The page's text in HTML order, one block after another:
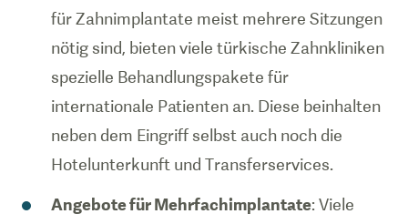
für Zahnimplantate meist mehrere Sitzungen
nötig sind, bieten viele türkische Zahnkliniken
spezielle Behandlungspakete für
internationale Patienten an. Diese beinhalten
neben dem Eingriff selbst auch noch die
Hotelunterkunft und Transferservices.
Angebote für Mehrfachimplantate: Viele